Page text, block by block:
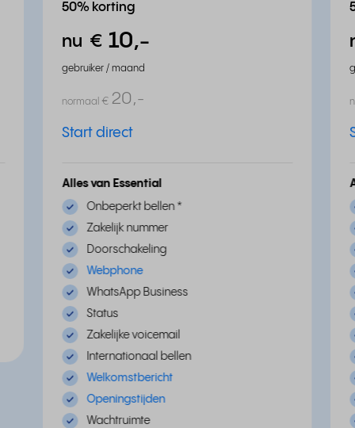
50% korting
nu € 10,-
gebruiker / maand
normaal € 20,-
Start direct
Alles van Essential
Onbeperkt bellen *
Zakelijk nummer
Doorschakeling
Webphone
WhatsApp Business
Status
Zakelijke voicemail
Internationaal bellen
Welkomstbericht
Openingstijden
Wachtruimte